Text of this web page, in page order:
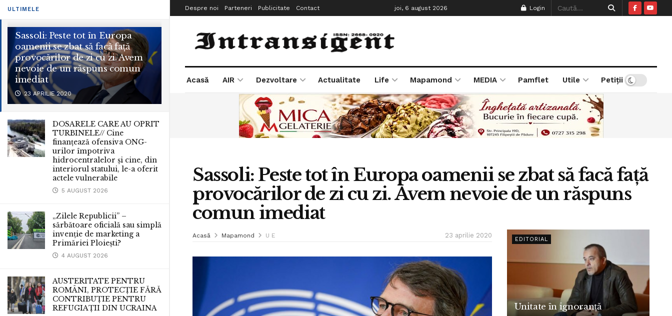
ULTIMELE
Sassoli: Peste tot în Europa
oamenii se zbat să facă față
provocărilor de zi cu zi. Avem
nevoie de un răspuns comun
imediat
23 APRILIE 2020
DOSARELE CARE AU OPRIT
TURBINELE// Cine
finanțează ofensiva ONG-
urilor împotriva
hidrocentralelor și cine, din
interiorul statului, le-a oferit
actele vulnerabile
5 AUGUST 2026
„Zilele Republicii” –
sărbătoare oficială sau simplă
invenție de marketing a
Primăriei Ploiești?
4 AUGUST 2026
AUSTERITATE PENTRU
ROMÂNI, PROTECȚIE FĂRĂ
CONTRIBUȚIE PENTRU
REFUGIAȚII DIN UCRAINA
Despre noi Parteneri Publicitate Contact joi, 6 august 2026 Login
Acasă AIR Dezvoltare Actualitate Life Mapamond MEDIA Pamflet Utile Petiții
Sassoli: Peste tot în Europa oamenii se zbat să facă față
provocărilor de zi cu zi. Avem nevoie de un răspuns
comun imediat
Acasă Mapamond U E 23 aprilie 2020
EDITORIAL
Unitate în ignoranță